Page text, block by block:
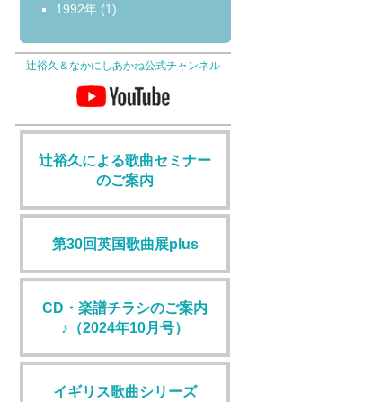
1992年 (1)
辻裕久＆なかにしあかね公式チャンネル
辻裕久による歌曲セミナー
のご案内
第30回英国歌曲展plus
CD・楽譜チラシのご案内
♪（2024年10月号）
イギリス歌曲シリーズ